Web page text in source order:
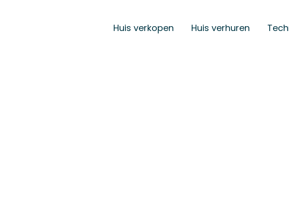
Huis verkopen Huis verhuren